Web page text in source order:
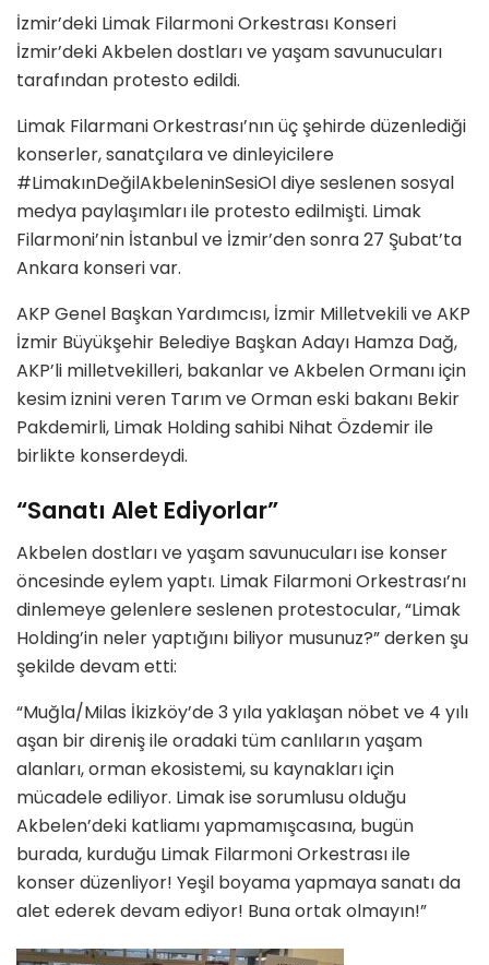
İzmir’deki Limak Filarmoni Orkestrası Konseri
İzmir’deki Akbelen dostları ve yaşam savunucuları
tarafından protesto edildi.
Limak Filarmani Orkestrası’nın üç şehirde düzenlediği
konserler, sanatçılara ve dinleyicilere
#LimakınDeğilAkbeleninSesiOl diye seslenen sosyal
medya paylaşımları ile protesto edilmişti. Limak
Filarmoni’nin İstanbul ve İzmir’den sonra 27 Şubat’ta
Ankara konseri var.
AKP Genel Başkan Yardımcısı, İzmir Milletvekili ve AKP
İzmir Büyükşehir Belediye Başkan Adayı Hamza Dağ,
AKP’li milletvekilleri, bakanlar ve Akbelen Ormanı için
kesim iznini veren Tarım ve Orman eski bakanı Bekir
Pakdemirli, Limak Holding sahibi Nihat Özdemir ile
birlikte konserdeydi.
“Sanatı Alet Ediyorlar”
Akbelen dostları ve yaşam savunucuları ise konser
öncesinde eylem yaptı. Limak Filarmoni Orkestrası’nı
dinlemeye gelenlere seslenen protestocular, “Limak
Holding’in neler yaptığını biliyor musunuz?” derken şu
şekilde devam etti:
“Muğla/Milas İkizköy’de 3 yıla yaklaşan nöbet ve 4 yılı
aşan bir direniş ile oradaki tüm canlıların yaşam
alanları, orman ekosistemi, su kaynakları için
mücadele ediliyor. Limak ise sorumlusu olduğu
Akbelen’deki katliamı yapmamışcasına, bugün
burada, kurduğu Limak Filarmoni Orkestrası ile
konser düzenliyor! Yeşil boyama yapmaya sanatı da
alet ederek devam ediyor! Buna ortak olmayın!”